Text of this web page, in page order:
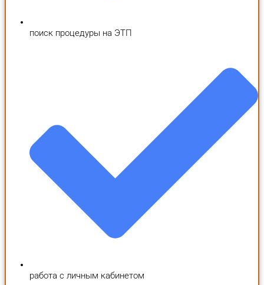
поиск процедуры на ЭТП
работа с личным кабинетом